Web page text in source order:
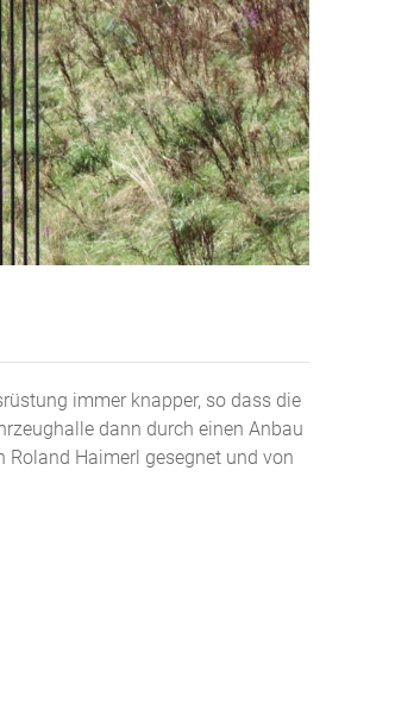
immer knapper, so dass die
dann durch einen Anbau
Roland Haimerl gesegnet und von